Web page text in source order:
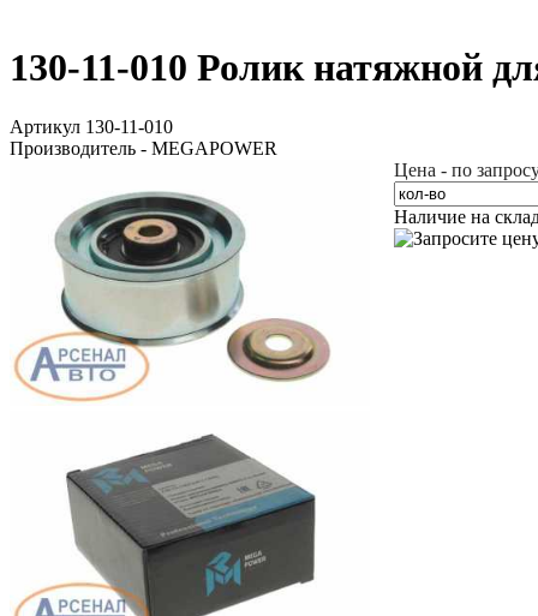
130-11-010 Ролик натяжной
Артикул 130-11-010
Производитель - MEGAPOWER
Цена - по
Наличие на